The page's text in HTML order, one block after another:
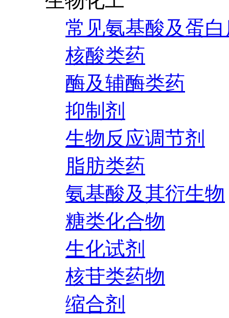
常见氨基酸及蛋
核酸类药
酶及辅酶类药
抑制剂
生物反应调节剂
脂肪类药
氨基酸及其衍生物
糖类化合物
生化试剂
核苷类药物
缩合剂